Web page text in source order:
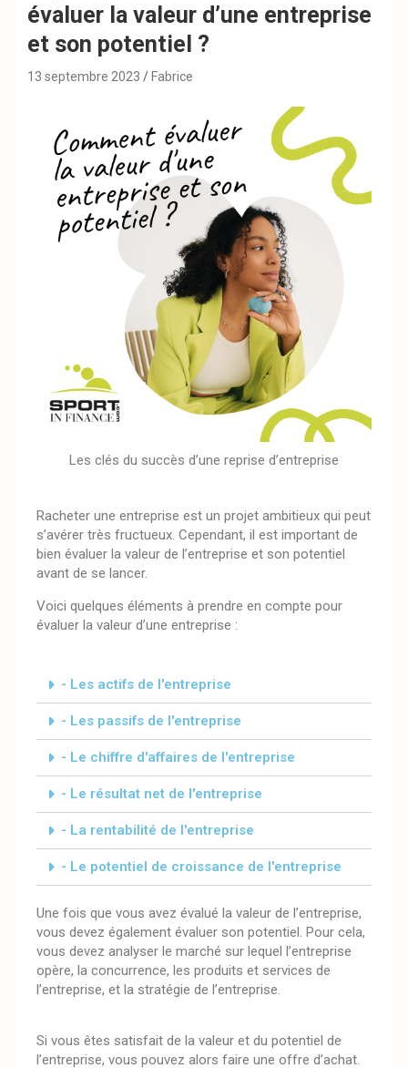
évaluer la valeur d’une entreprise
et son potentiel ?
13 septembre 2023 Fabrice
Les clés du succès d’une reprise d’entreprise
Racheter une entreprise est un projet ambitieux qui peut
s’avérer très fructueux. Cependant, il est important de
bien évaluer la valeur de l’entreprise et son potentiel
avant de se lancer.
Voici quelques éléments à prendre en compte pour
évaluer la valeur d’une entreprise :
- Les actifs de l'entreprise
- Les passifs de l'entreprise
- Le chiffre d'affaires de l'entreprise
- Le résultat net de l'entreprise
- La rentabilité de l'entreprise
- Le potentiel de croissance de l'entreprise
Une fois que vous avez évalué la valeur de l’entreprise,
vous devez également évaluer son potentiel. Pour cela,
vous devez analyser le marché sur lequel l’entreprise
opère, la concurrence, les produits et services de
l’entreprise, et la stratégie de l’entreprise.
Si vous êtes satisfait de la valeur et du potentiel de
l’entreprise, vous pouvez alors faire une offre d’achat.